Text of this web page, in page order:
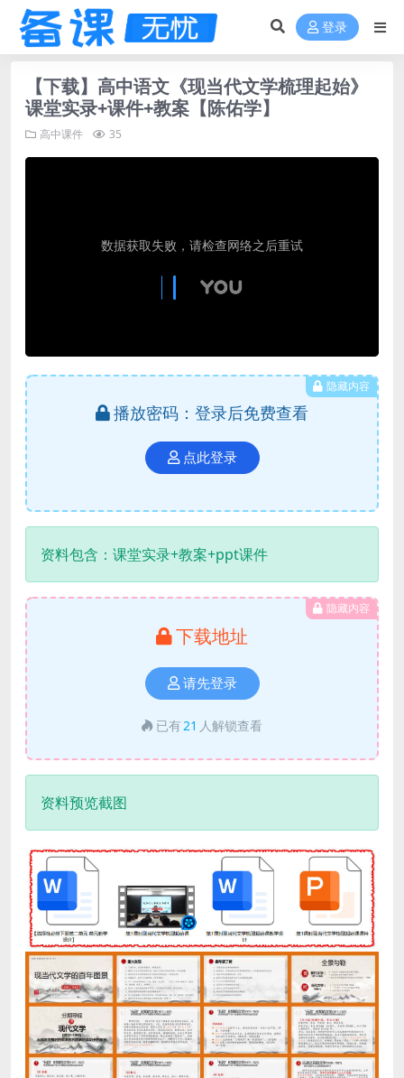
登录
【下载】高中语文《现当代文学梳理起始》
课堂实录+课件+教案【陈佑学】
高中课件 35
隐藏内容
播放密码：登录后免费查看
点此登录
资料包含：课堂实录+教案+ppt课件
隐藏内容
下载地址
请先登录
已有 21 人解锁查看
资料预览截图